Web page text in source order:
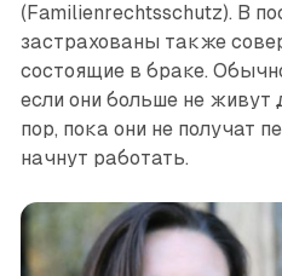
(Familienrechtsschutz). В
застрахованы также
состоящие в браке.
если они больше не живут
пор, пока они не получат
начнут работать.